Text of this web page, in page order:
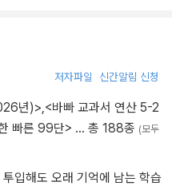
책을 마치고 나면 중학 수학
게 잡힐 것이다!
저자파일 신간알림 신청
년)> <바빠 교과서 연산 5-2
빠른 99단> … 총 188종 (모두
입해도 오래 기억에 남는 학습